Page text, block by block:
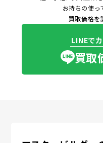
お持ちの使っ
買取価格を
LINEで
買取